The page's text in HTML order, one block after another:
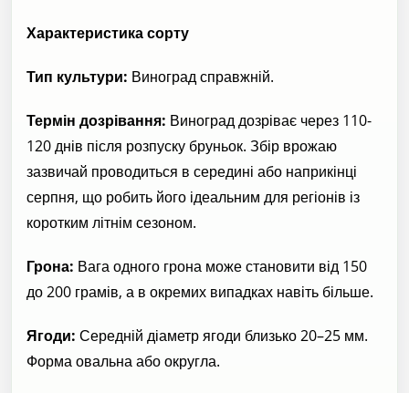
Характеристика сорту
Тип культури: Виноград справжній.
Термін дозрівання: Виноград дозріває через 110-
120 днів після розпуску бруньок. Збір врожаю
зазвичай проводиться в середині або наприкінці
серпня, що робить його ідеальним для регіонів із
коротким літнім сезоном.
Грона: Вага одного грона може становити від 150
до 200 грамів, а в окремих випадках навіть більше.
Ягоди: Середній діаметр ягоди близько 20–25 мм.
Форма овальна або округла.